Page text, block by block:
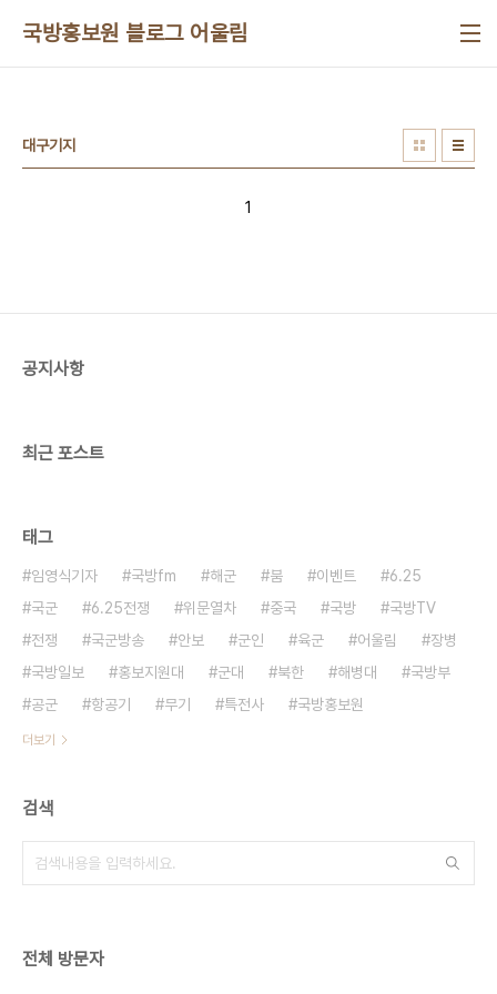
국방홍보원 블로그 어울림
대구기지
1
공지사항
최근 포스트
태그
임영식기자 국방fm 해군 붐 이벤트
6.25
국군
6.25전쟁 위문열차 중국 국방
국방TV
전쟁
국군방송 안보 군인 육군 어울림
장병
국방일보
홍보지원대 군대 북한 해병대
국방부
공군
항공기 무기 특전사 국방홍보원
더보기
검색
전체 방문자